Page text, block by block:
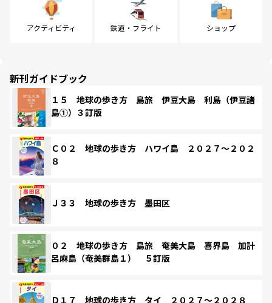
アクティビティ 鉄道・フライト ショップ
新刊ガイドブック
１５ 地球の歩き方 島旅 伊豆大島 利島（伊豆諸
島①）３訂版
Ｃ０２ 地球の歩き方 ハワイ島 ２０２７～２０２
８
Ｊ３３ 地球の歩き方 墨田区
０２ 地球の歩き方 島旅 奄美大島 喜界島 加計
呂麻島（奄美群島１） ５訂版
Ｄ１７ 地球の歩き方 タイ ２０２７～２０２８